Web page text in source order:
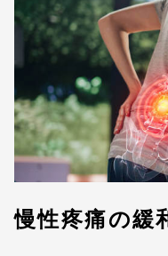
慢性疼痛の緩